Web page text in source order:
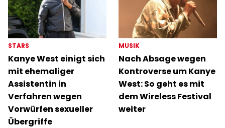
STARS
Kanye West einigt sich
mit ehemaliger
Assistentin in
Verfahren wegen
Vorwürfen sexueller
Übergriffe
MUSIK
Nach Absage wegen
Kontroverse um Kanye
West: So geht es mit
dem Wireless Festival
weiter